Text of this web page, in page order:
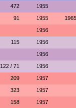
472 1955
91 1955 1965
1956
115 1956
1956
122 / 71 1956
209 1957
323 1957
158 1957